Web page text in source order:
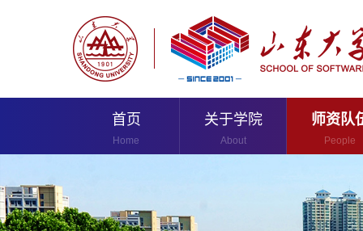
首页
Home
关于学院
About
师资队
People